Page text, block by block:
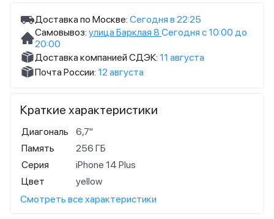
Доставка по Москве: Сегодня в 22:25
Самовывоз: улица Барклая 8 Сегодня с 10:00 до
20:00
Доставка компанией СДЭК: 11 августа
Почта России: 12 августа
Краткие характеристики
Диагональ
6,7"
Память
256 ГБ
Серия
iPhone 14 Plus
Цвет
yellow
Смотреть все характеристики